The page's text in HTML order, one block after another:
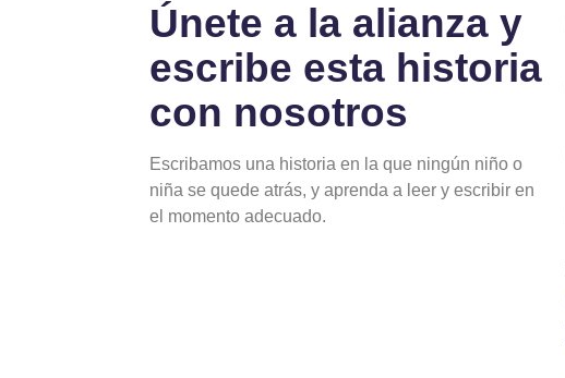
Únete a la alianza y
escribe esta historia
con nosotros
Escribamos una historia en la que ningún niño o
niña se quede atrás, y aprenda a leer y escribir en
el momento adecuado.